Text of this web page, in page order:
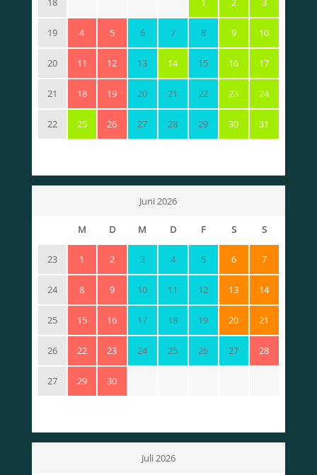
19 4 5 6 7 8 9 10
20 11 12 13 14 15 16 17
21 18 19 20 21 22 23 24
22 25 26 27 28 29 30 31
Juni 2026
M D M D F S S
23 1 2 3 4 5 6 7
24 8 9 10 11 12 13 14
25 15 16 17 18 19 20 21
26 22 23 24 25 26 27 28
27 29 30
Juli 2026